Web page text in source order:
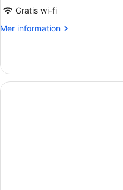
Gratis wi-fi
Mer information
Mer